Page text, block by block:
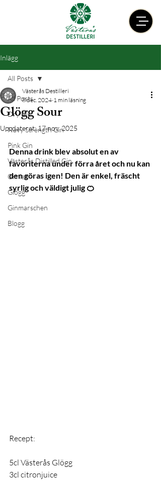
Inlägg
All Posts
Dry Gin
Navy Strength Gin
Pink Gin
Västerås Distilled Gin
Gimlet
Glögg
Ginmarschen
Blogg
All Posts
Glögg Sour
Västerås Destilleri
8 dec. 2024 1 min läsning
Uppdaterat:17 nov. 2025
Denna drink blev absolut en av
favoriterna under förra året och nu kan
den göras igen! Den är enkel, fräscht
syrlig och väldigt julig 🍊
Recept:
5cl Västerås Glögg
3cl citronjuice